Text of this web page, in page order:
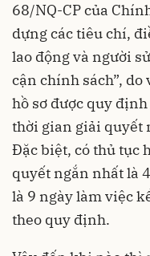
68/NQ-CP của
dựng các tiêu chí,
lao động và người
cận chính sách”,
hồ sơ được quy
thời gian giải quyết
Đặc biệt, có thủ tục
quyết ngắn nhất là
là 9 ngày làm việc
theo quy định.